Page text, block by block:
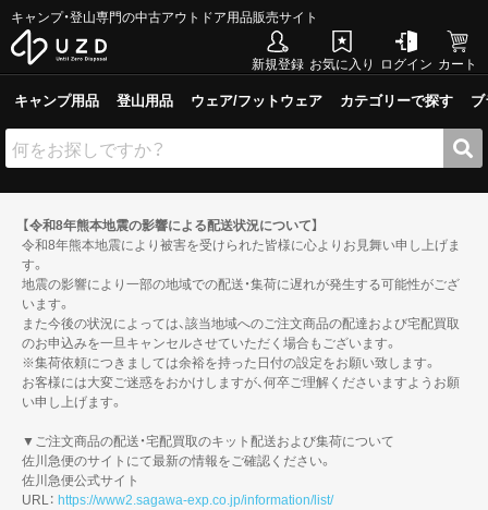
キャンプ・登山専門の中古アウトドア用品販売サイト
新規登録 お気に入り ログイン カート
キャンプ用品 登山用品 ウェア/フットウェア カテゴリーで探す
【令和8年熊本地震の影響による配送状況について】
令和8年熊本地震により被害を受けられた皆様に心よりお見舞い申し上げま
す。
地震の影響により一部の地域での配送・集荷に遅れが発生する可能性がござ
います。
また今後の状況によっては、該当地域へのご注文商品の配達および宅配買取
のお申込みを一旦キャンセルさせていただく場合もございます。
※集荷依頼につきましては余裕を持った日付の設定をお願い致します。
お客様には大変ご迷惑をおかけしますが、何卒ご理解くださいますようお願
い申し上げます。
▼ご注文商品の配送・宅配買取のキット配送および集荷について
佐川急便のサイトにて最新の情報をご確認ください。
佐川急便公式サイト
URL： https://www2.sagawa-exp.co.jp/information/list/